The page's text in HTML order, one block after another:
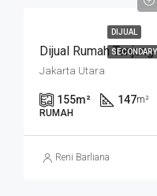
DIJUAL
SECONDARY
Dijual Rumah
Jakarta Utara
155m² 147m²
RUMAH
Reni Barliana